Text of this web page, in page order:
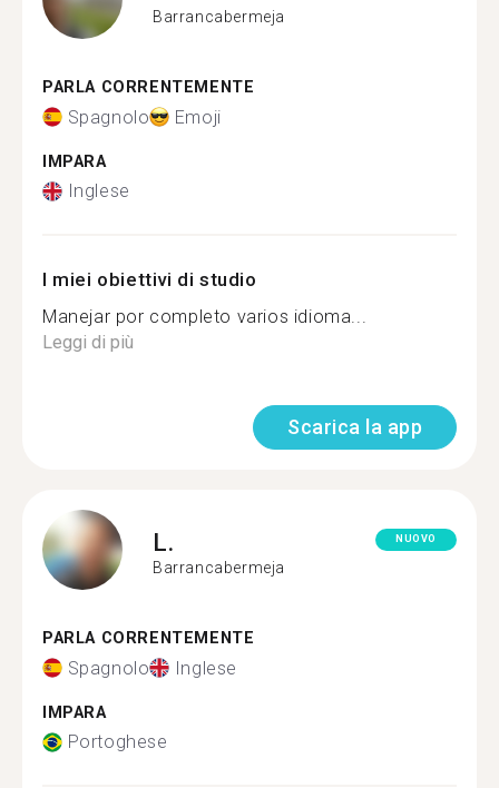
Barrancabermeja
PARLA CORRENTEMENTE
Spagnolo Emoji
IMPARA
Inglese
I miei obiettivi di studio
Manejar por completo varios idioma...
Leggi di più
Scarica la app
L.
Barrancabermeja
NUOVO
PARLA CORRENTEMENTE
Spagnolo Inglese
IMPARA
Portoghese